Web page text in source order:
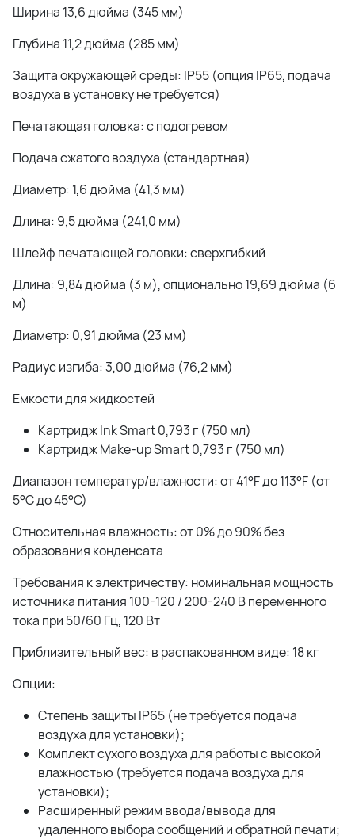
Ширина 13,6 дюйма (345 мм)
Глубина 11,2 дюйма (285 мм)
Защита окружающей среды: IP55 (опция IP65, подача
воздуха в установку не требуется)
Печатающая головка: с подогревом
Подача сжатого воздуха (стандартная)
Диаметр: 1,6 дюйма (41,3 мм)
Длина: 9,5 дюйма (241,0 мм)
Шлейф печатающей головки: сверхгибкий
Длина: 9,84 дюйма (3 м), опционально 19,69 дюйма (6
м)
Диаметр: 0,91 дюйма (23 мм)
Радиус изгиба: 3,00 дюйма (76,2 мм)
Емкости для жидкостей
Картридж Ink Smart 0,793 г (750 мл)
Картридж Make-up Smart 0,793 г (750 мл)
Диапазон температур/влажности: от 41°F до 113°F (от
5°C до 45°C)
Относительная влажность: от 0% до 90% без
образования конденсата
Требования к электричеству: номинальная мощность
источника питания 100-120 / 200-240 В переменного
тока при 50/60 Гц, 120 Вт
Приблизительный вес: в распакованном виде: 18 кг
Опции:
Степень защиты IP65 (не требуется подача
воздуха для установки);
Комплект сухого воздуха для работы с высокой
влажностью (требуется подача воздуха для
установки);
Расширенный режим ввода/вывода для
удаленного выбора сообщений и обратной печати;